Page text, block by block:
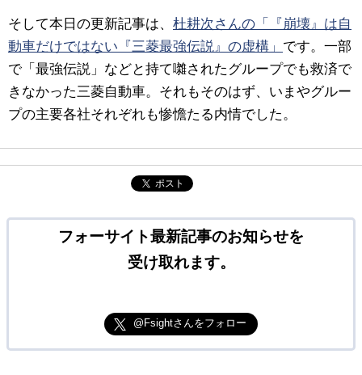
そして本日の更新記事は、 杜耕次さんの「『崩壊』は自
動車だけではない『三菱最強伝説』の虚構」 です。 一部
で「最強伝説」などと持て囃されたグループでも救済で
きなかった三菱自動車。それもそのはず、いまやグルー
プの主要各社それぞれも惨憺たる内情でした。
ポスト
フォーサイト最新記事のお知らせを
受け取れます。
@Fsightさんをフォロー